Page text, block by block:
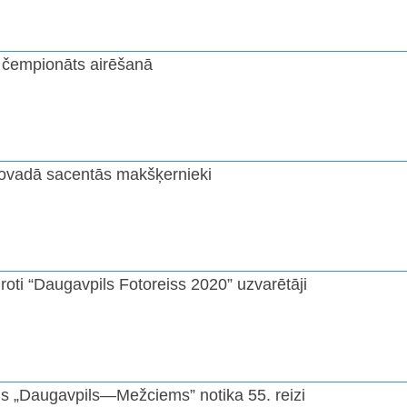
airēšanā
sacentās makšķernieki
“Daugavpils Fotoreiss 2020” uzvarētāji
„Daugavpils—Mežciems” notika 55. reizi